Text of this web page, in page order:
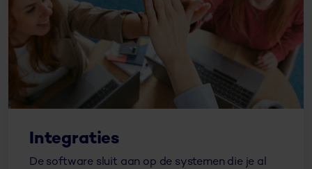
Integraties
De software sluit aan op de systemen die je al